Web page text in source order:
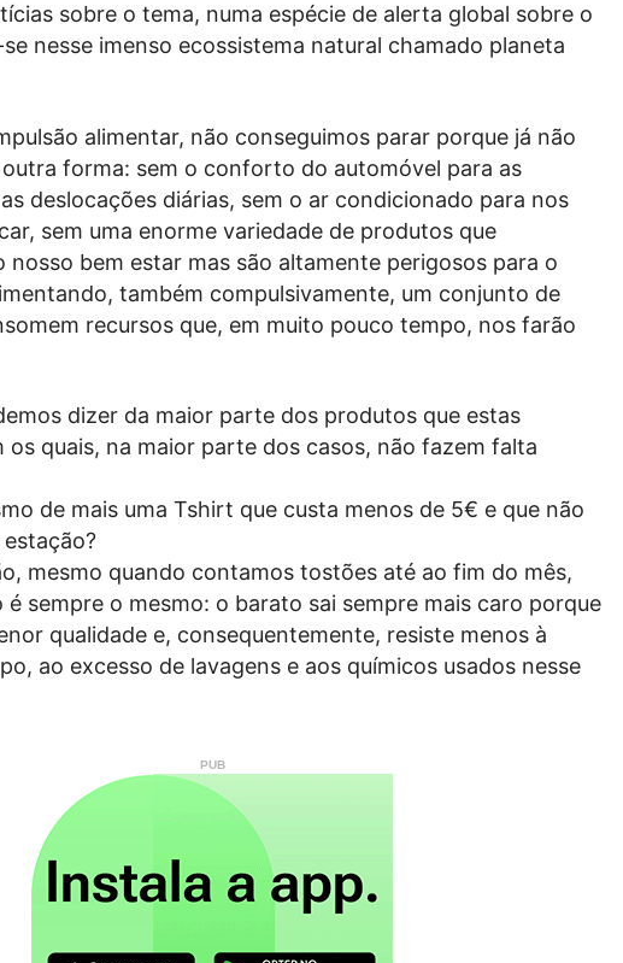
sobre o tema, numa espécie de alerta global sobre o
nesse imenso ecossistema natural chamado planeta
alimentar, não conseguimos parar porque já não
forma: sem o conforto do automóvel para as
deslocações diárias, sem o ar condicionado para nos
sem uma enorme variedade de produtos que
nosso bem estar mas são altamente perigosos para o
também compulsivamente, um conjunto de
recursos que, em muito pouco tempo, nos farão
dizer da maior parte dos produtos que estas
os quais, na maior parte dos casos, não fazem falta
de mais uma Tshirt que custa menos de 5€ e que não
mesmo quando contamos tostões até ao fim do mês,
sempre o mesmo: o barato sai sempre mais caro porque
qualidade e, consequentemente, resiste menos à
ao excesso de lavagens e aos químicos usados nesse